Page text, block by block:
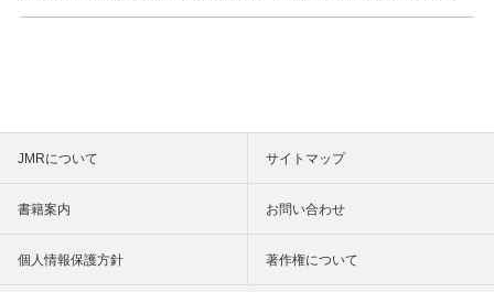
JMRについて サイトマップ
書籍案内 お問い合わせ
個人情報保護方針 著作権について